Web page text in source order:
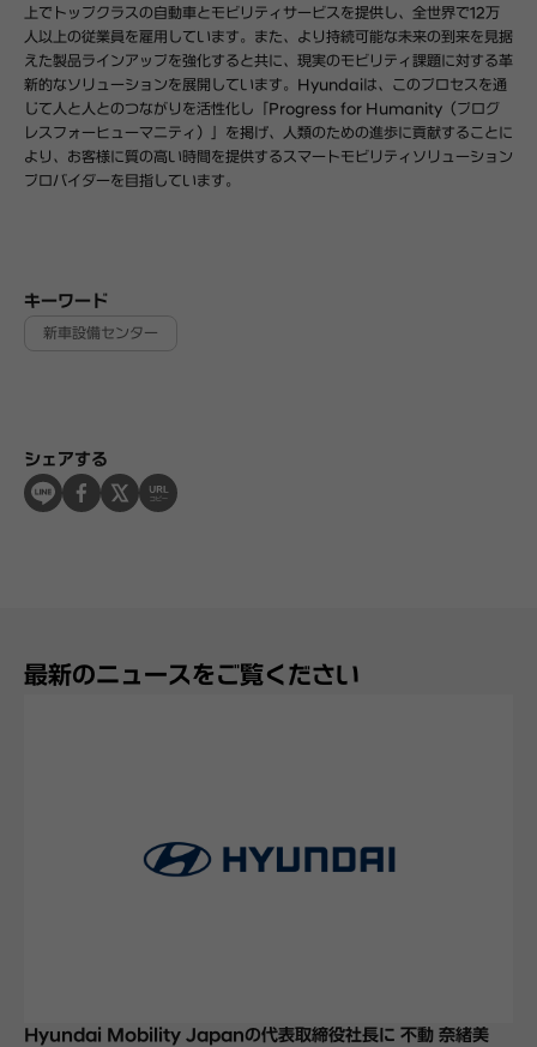
上でトップクラスの自動車とモビリティサービスを提供し、全世界で12万
人以上の従業員を雇用しています。また、より持続可能な未来の到来を見据
えた製品ラインアップを強化すると共に、現実のモビリティ課題に対する革
新的なソリューションを展開しています。Hyundaiは、このプロセスを通
じて人と人とのつながりを活性化し「Progress for Humanity（プログ
レスフォーヒューマニティ）」を掲げ、人類のための進歩に貢献することに
より、お客様に質の高い時間を提供するスマートモビリティソリューション
プロバイダーを目指しています。
キーワード
新車設備センター
シェアする
最新のニュースをご覧ください
Hyundai Mobility Japanの代表取締役社長に 不動 奈緒美